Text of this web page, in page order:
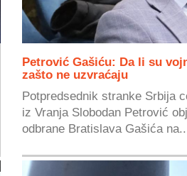
Petrović Gašiću: Da li su
zašto ne uzvraćaju
Potpredsednik stranke Srbija
iz Vranja Slobodan Petrović
odbrane Bratislava Gašića